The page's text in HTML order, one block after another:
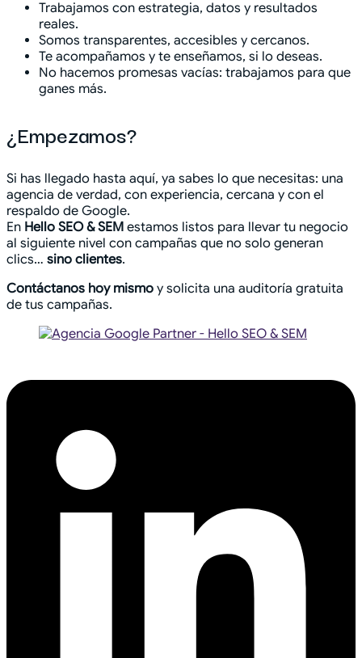
Trabajamos con estrategia, datos y resultados
reales.
Somos transparentes, accesibles y cercanos.
Te acompañamos y te enseñamos, si lo deseas.
No hacemos promesas vacías: trabajamos para que
ganes más.
¿Empezamos?
Si has llegado hasta aquí, ya sabes lo que necesitas: una
agencia de verdad, con experiencia, cercana y con el
respaldo de Google.
En Hello SEO & SEM estamos listos para llevar tu negocio
al siguiente nivel con campañas que no solo generan
clics… sino clientes.
Contáctanos hoy mismo y solicita una auditoría gratuita
de tus campañas.